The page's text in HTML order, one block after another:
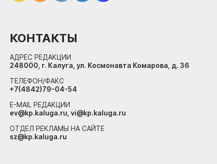
КОНТАКТЫ
АДРЕС РЕДАКЦИИ
248000, г. Калуга, ул. Космонавта Комарова, д. 36
ТЕЛЕФОН/ФАКС
+7(4842)79-04-54
E-MAIL РЕДАКЦИИ
ev@kp.kaluga.ru, vi@kp.kaluga.ru
ОТДЕЛ РЕКЛАМЫ НА САЙТЕ
sz@kp.kaluga.ru